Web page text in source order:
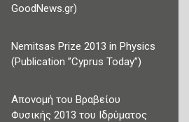
GoodNews.gr)
Nemitsas Prize 2013 in Physics
(Publication ”Cyprus Today”)
Απονομή του Βραβείου
Φυσικής 2013 του Ιδρύματος